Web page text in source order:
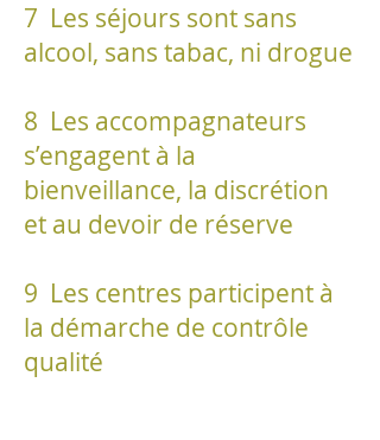
7 Les séjours sont sans
alcool, sans tabac, ni drogue
8 Les accompagnateurs
s’engagent à la
bienveillance, la discrétion
et au devoir de réserve
9 Les centres participent à
la démarche de contrôle
qualité